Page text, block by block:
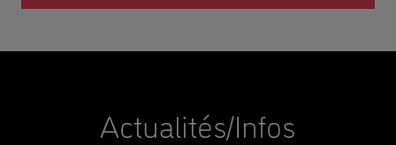
Actualités/Infos